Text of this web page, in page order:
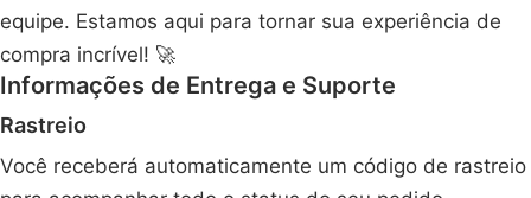
equipe. Estamos aqui para tornar sua experiência de
compra incrível! 🚀
Informações de Entrega e Suporte
Rastreio
Você receberá automaticamente um código de rastreio